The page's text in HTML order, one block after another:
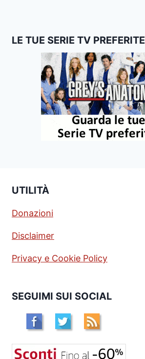
LE TUE SERIE TV PREFERITE
UTILITÀ
Donazioni
Disclaimer
Privacy e Cookie Policy
SEGUIMI SUI SOCIAL